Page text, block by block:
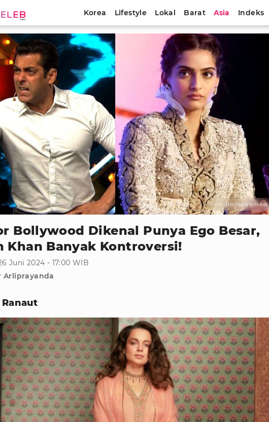
Korea Lifestyle Lokal Barat Asia Indeks
Foto : Berbagai sumber
Bollywood Dikenal Punya Ego Besar,
Khan Banyak Kontroversi!
Juni 2024 - 17:00 WIB
Arliprayanda